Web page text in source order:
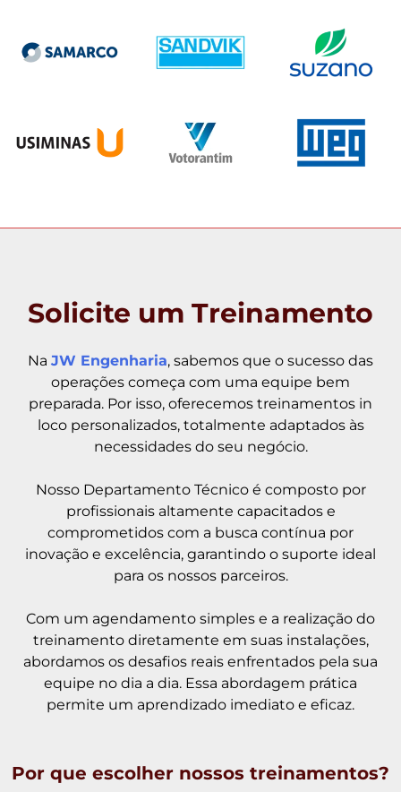
Solicite um Treinamento
Na JW Engenharia, sabemos que o sucesso das
operações começa com uma equipe bem
preparada. Por isso, oferecemos treinamentos in
loco personalizados, totalmente adaptados às
necessidades do seu negócio.
Nosso Departamento Técnico é composto por
profissionais altamente capacitados e
comprometidos com a busca contínua por
inovação e excelência, garantindo o suporte ideal
para os nossos parceiros.
Com um agendamento simples e a realização do
treinamento diretamente em suas instalações,
abordamos os desafios reais enfrentados pela sua
equipe no dia a dia. Essa abordagem prática
permite um aprendizado imediato e eficaz.
Por que escolher nossos treinamentos?